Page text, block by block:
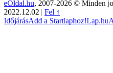
eOldal.hu, 2007-2026 © Minden
2022.12.02 | Fel ↑
IdőjárásAdd a Startlaphoz!Lap.hu